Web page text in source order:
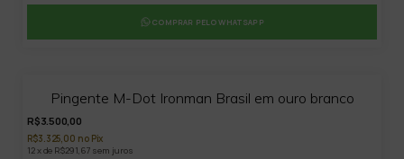
COMPRAR PELO WHATSAPP
Pingente M-Dot Ironman Brasil em ouro branco
R$3.500,00
R$3.325,00 no Pix
12 x de R$291,67 sem juros